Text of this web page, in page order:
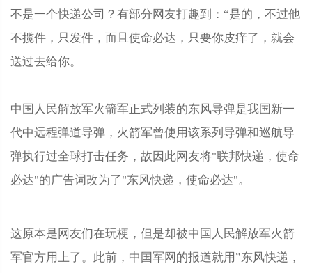
不是一个快递公司？有部分网友打趣到：“是的，不过他
不揽件，只发件，而且使命必达，只要你皮痒了，就会
送过去给你。
中国人民解放军火箭军正式列装的东风导弹是我国新一
代中远程弹道导弹，火箭军曾使用该系列导弹和巡航导
弹执行过全球打击任务，故因此网友将"联邦快递，使命
必达"的广告词改为了"东风快递，使命必达"。
这原本是网友们在玩梗，但是却被中国人民解放军火箭
军官方用上了。此前，中国军网的报道就用”东风快递，